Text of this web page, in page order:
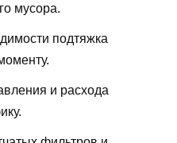
мусора.
подтяжка
и расхода